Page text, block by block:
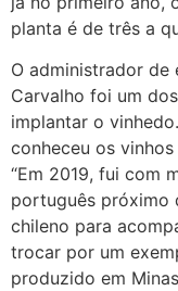
planta é de três a
O administrador de
Carvalho foi um
implantar o
conheceu os
“Em 2019, fui com
português próximo
chileno para
trocar por um
produzido em